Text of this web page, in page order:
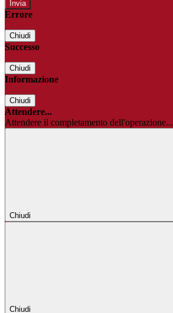
Errore
Chiudi
Successo
Chiudi
Informazione
Chiudi
Attendere...
Attendere il completamento dell'operazione...
Chiudi
Chiudi